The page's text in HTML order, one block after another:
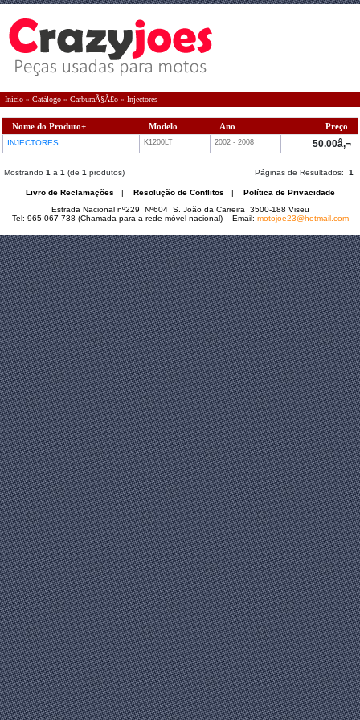
Início » Catálogo » CarburaÃ§Ã£o » Injectores
Nome do Produto+ Modelo Ano Preço
INJECTORES K1200LT 2002 - 2008 50.00â‚¬
Mostrando 1 a 1 (de 1 produtos) Páginas de Resultados: 1
Livro de Reclamações | Resolução de Conflitos | Política de Privacidade
Estrada Nacional nº229 Nº604 S. João da Carreira 3500-188 Viseu
Tel: 965 067 738 (Chamada para a rede móvel nacional) Email: motojoe23@hotmail.com